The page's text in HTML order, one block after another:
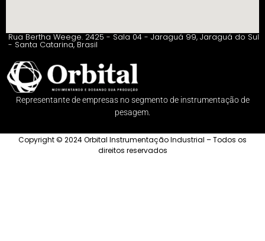
Rua Bertha Weege. 2425 - Sala 04 - Jaraguá 99, Jaraguá do Sul
- Santa Catarina, Brasil
Representante de empresas no segmento de instrumentação de
pesagem.
Copyright © 2024 Orbital Instrumentação Industrial – Todos os
direitos reservados